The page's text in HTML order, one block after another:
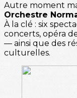
Autre moment
Orchestre
À la clé : six
concerts, opéra
— ainsi que des
culturelles.